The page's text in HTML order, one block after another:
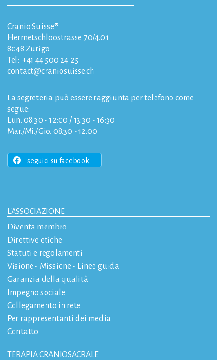
Cranio Suisse®
Hermetschloostrasse 70/4.01
8048 Zurigo
Tel: +41 44 500 24 25
contact
craniosuisse.ch
La segreteria può essere raggiunta per telefono come
segue:
Lun. 08:30 - 12:00 / 13:30 - 16:30
Mar./Mi./Gio. 08:30 - 12:00
seguici su facebook
L'ASSOCIAZIONE
Diventa membro
Direttive etiche
Statuti e regolamenti
Visione - Missione - Linee guida
Garanzia della qualità
Impegno sociale
Collegamento in rete
Per rappresentanti dei media
Contatto
TERAPIA CRANIOSACRALE